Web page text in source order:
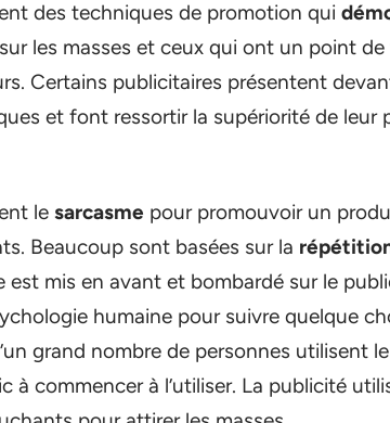
des techniques de promotion qui
les masses et ceux qui ont un point de
Certains publicitaires présentent
et font ressortir la supériorité de leur
le sarcasme pour promouvoir un
Beaucoup sont basées sur la
mis en avant et bombardé sur le
humaine pour suivre quelque
grand nombre de personnes utilisent
à commencer à l’utiliser. La publicité